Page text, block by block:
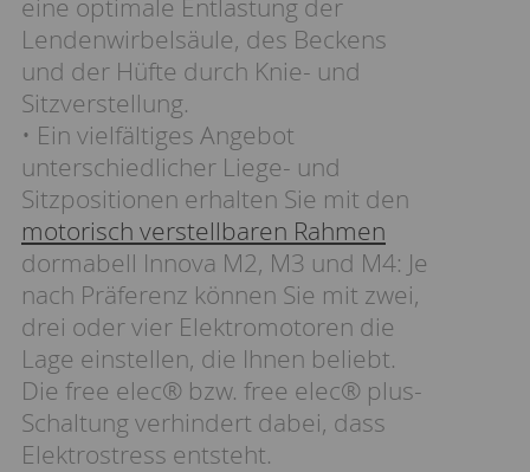
eine optimale Entlastung der
Lendenwirbelsäule, des Beckens
und der Hüfte durch Knie- und
Sitzverstellung.
• Ein vielfältiges Angebot
unterschiedlicher Liege- und
Sitzpositionen erhalten Sie mit den
motorisch verstellbaren Rahmen
dormabell Innova M2, M3 und M4: Je
nach Präferenz können Sie mit zwei,
drei oder vier Elektromotoren die
Lage einstellen, die Ihnen beliebt.
Die free elec® bzw. free elec® plus-
Schaltung verhindert dabei, dass
Elektrostress entsteht.